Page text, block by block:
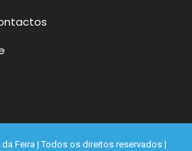
Feira | Todos os direitos reservados |